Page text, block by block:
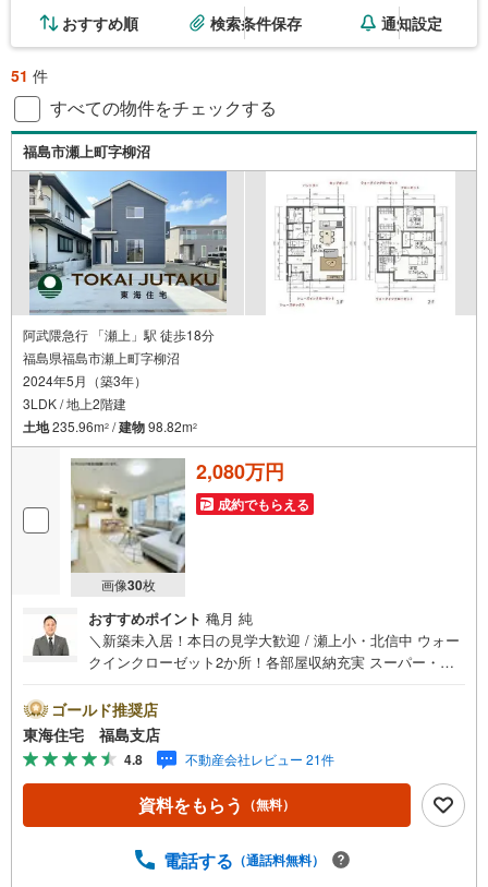
おすすめ順 検索条件保存 通知設定
51 件
すべての物件をチェックする
福島市瀬上町字柳沼
阿武隈急行 「瀬上」駅 徒歩18分
福島県福島市瀬上町字柳沼
2024年5月（築3年）
3LDK / 地上2階建
土地235.96m2 /建物98.82m2
画像30枚
2,080万円
成約でもらえる
おすすめポイント 穐月 純
＼新築未入居！本日の見学大歓迎 / 瀬上小・北信中 ウォー
クインクローゼット2か所！各部屋収納充実 スーパー・コ
【東海住宅って？】●福島市に事務所を開設し30年！豊富
な物件情報でお客様をお迎えいたします！【ローンの相談
無料！】●「住宅ローン通るかな？」様々なお悩みございま
せんか？●お客様をサポートしながら代行で無料審査いたし
ます！●秘密厳守、無理な営業も致しません。＼ライフプラ
ンシュミレーション無料受付中！/人気です ●「ローンが通
たい！」●審査・購入前に安心 プロが資金・生活設計を一
ゴールド推奨店
東海住宅 福島支店
4.8 不動産会社レビュー 21件
資料をもらう （無料）
電話する （通話料無料）